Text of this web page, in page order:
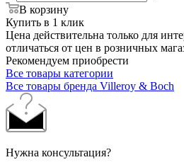
В корзину
Купить в 1 клик
Цена действительна только для
отличаться от цен в розничных
Рекомендуем приобрести
Все товары категории
Все товары бренда Villeroy & Boch
Нужна консультация?